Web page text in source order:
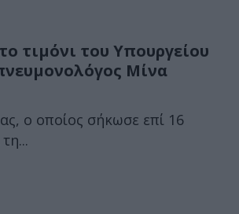
τιμόνι του Υπουργείου
Μίνα
ο οποίος σήκωσε επί 16